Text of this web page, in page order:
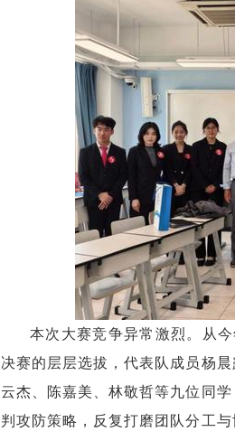
本次大赛竞争异常激烈。从
决赛的层层选拔，代表队成员杨
云杰、陈嘉美、林敬哲等九位同
判攻防策略，反复打磨团队分工